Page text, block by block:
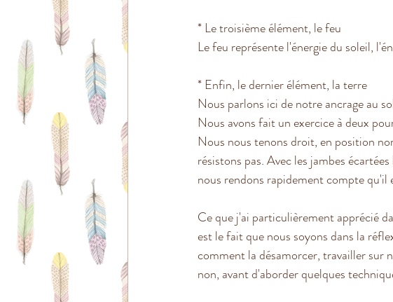
* Le troisième élément, le feu
Le feu représente l'énergie du soleil,
* Enfin, le dernier élément, la terre
Nous parlons ici de notre ancrage au
Nous avons fait un exercice à deux
Nous nous tenons droit, en position
résistons pas. Avec les jambes
nous rendons rapidement compte
Ce que j'ai particulièrement apprécié
est le fait que nous soyons dans la
comment la désamorcer, travailler sur
non, avant d'aborder quelques